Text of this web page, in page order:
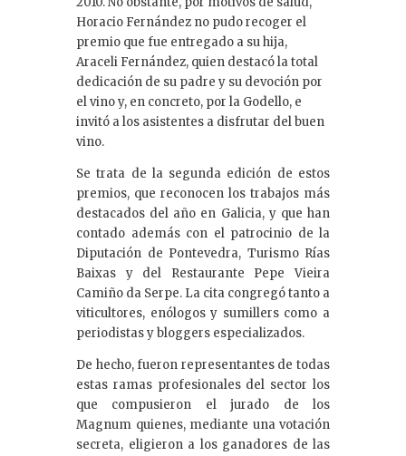
Horacio Fernández no pudo recoger el
premio que fue entregado a su hija,
Araceli Fernández, quien destacó la total
dedicación de su padre y su devoción por
el vino y, en concreto, por la Godello, e
invitó a los asistentes a disfrutar del buen
vino.
Se trata de la segunda edición de estos
premios, que reconocen los trabajos más
destacados del año en Galicia, y que han
contado además con el patrocinio de la
Diputación de Pontevedra, Turismo Rías
Baixas y del Restaurante Pepe Vieira
Camiño da Serpe. La cita congregó tanto a
viticultores, enólogos y sumillers como a
periodistas y bloggers especializados.
De hecho, fueron representantes de todas
estas ramas profesionales del sector los
que compusieron el jurado de los
Magnum quienes, mediante una votación
secreta, eligieron a los ganadores de las